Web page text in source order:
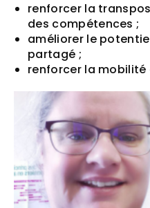
renforcer la
des compétences ;
améliorer le
partagé ;
renforcer la mobilité